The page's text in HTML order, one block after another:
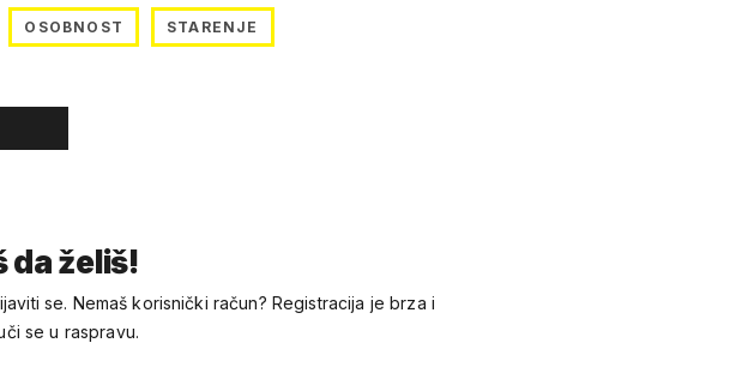
OSOBNOST STARENJE
da želiš!
se. Nemaš korisnički račun? Registracija je brza i
se u raspravu.